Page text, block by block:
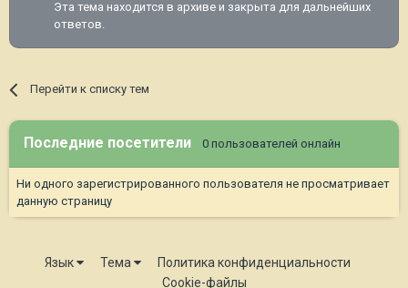
Эта тема находится в архиве и закрыта для дальнейших
ответов.
Перейти к списку тем
Последние посетители 0 пользователей онлайн
Ни одного зарегистрированного пользователя не просматривает
данную страницу
Язык Тема
Политика конфиденциальности
Cookie-файлы